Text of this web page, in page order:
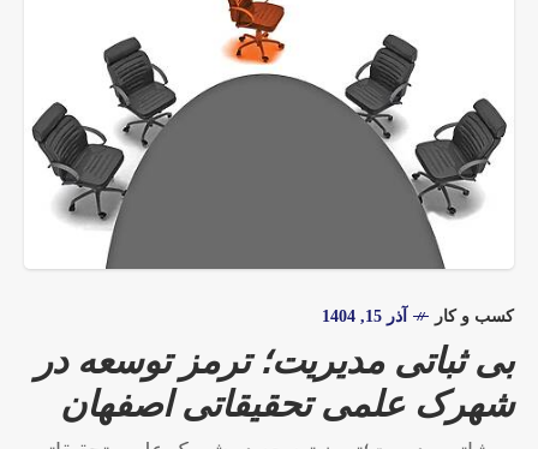
کسب و کار آذر 15, 1404
بی ثباتی مدیریت؛ ترمز توسعه در
شهرک علمی تحقیقاتی اصفهان